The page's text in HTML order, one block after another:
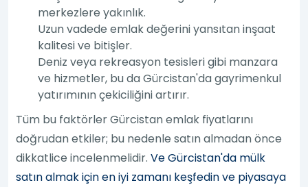
merkezlere yakınlık.
Uzun vadede emlak değerini yansıtan inşaat
kalitesi ve bitişler.
Deniz veya rekreasyon tesisleri gibi manzara
ve hizmetler, bu da Gürcistan'da gayrimenkul
yatırımının çekiciliğini artırır.
Tüm bu faktörler Gürcistan emlak fiyatlarını
doğrudan etkiler; bu nedenle satın almadan önce
dikkatlice incelenmelidir.Ve Gürcistan'da mülk
satın almak için en iyi zamanı keşfedin ve piyasaya